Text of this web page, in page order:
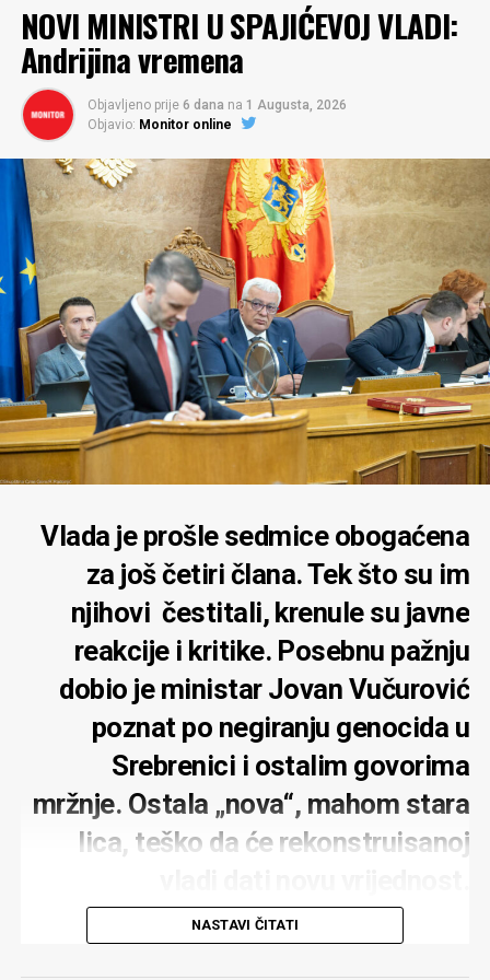
NOVI MINISTRI U SPAJIĆEVOJ VLADI:
Andrijina vremena
Objavljeno prije 6 dana na 1 Augusta, 2026
Objavio: Monitor online
Vlada je prošle sedmice obogaćena
za još četiri člana. Tek što su im
njihovi čestitali, krenule su javne
reakcije i kritike. Posebnu pažnju
dobio je ministar Jovan Vučurović
poznat po negiranju genocida u
Srebrenici i ostalim govorima
mržnje. Ostala „nova“, mahom stara
lica, teško da će rekonstruisanoj
Zadovoljstvo je predsjednika
NASTAVI ČITATI